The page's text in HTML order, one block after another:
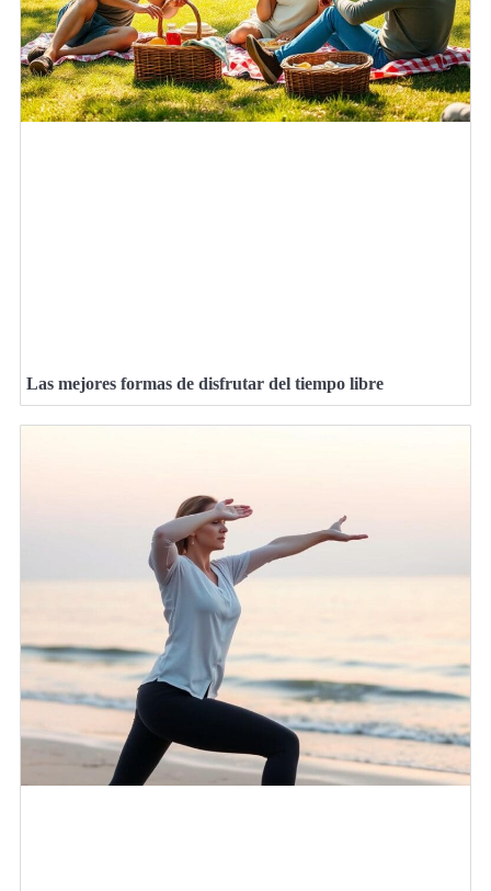
Las mejores formas de disfrutar del tiempo libre